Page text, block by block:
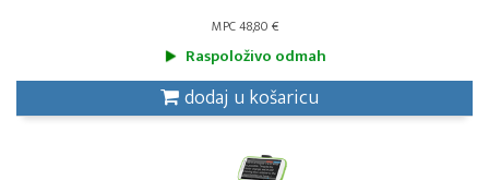
MPC 48,80 €
Raspoloživo odmah
dodaj u košaricu